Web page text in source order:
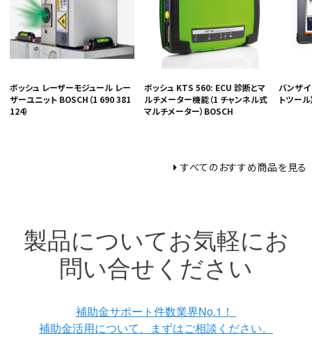
ボッシュ レーザーモジュール レー
ザーユニット BOSCH（1 690 381
124）
ボッシュ KTS 560: ECU 診断とマ
ルチメーター機能（1 チャンネル式
マルチメーター）BOSCH
バンザ
トツー
すべてのおすすめ商品を見る